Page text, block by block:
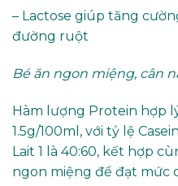
– Lactose giúp tăng
đường ruột
Bé ăn ngon miệng, cân
Hàm lượng Protein hợp
1.5g/100ml, với tỷ lệ
Lait 1 là 40:60, kết hợp
ngon miệng để đạt mức